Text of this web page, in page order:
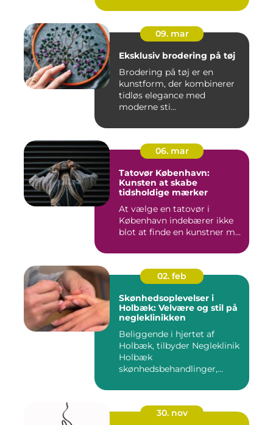
09. mar
Eksklusiv brodering på tøj
Brodering på tøj er en
kunstform, der kombinerer
tidløs elegance med
moderne sti...
06. mar
Tatovør København:
Kunsten at skabe
tidsholdige mærker
At vælge en tatovør i
København indebærer ikke
blot at finde en kunstner m...
02. feb
Skønhedsoplevelser i
Holbæk: Velvære og stil på
negleklinikken
Beliggende i hjertet af
Holbæk, tilbyder Negleklinik
Holbæk
skønhedsbehandlinger,...
30. nov